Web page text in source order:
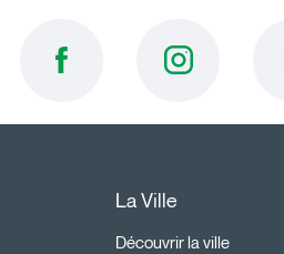
La Ville
Découvrir la ville